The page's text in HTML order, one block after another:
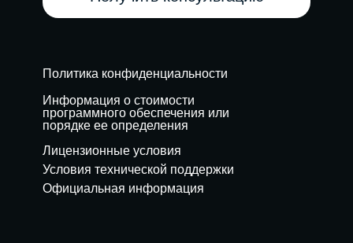
Политика конфиденциальности
Лицензионные условия
Условия технической поддержки
Официальная информация
Информация о стоимости
программного обеспечения или
порядке ее определения